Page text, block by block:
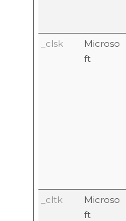
_clsk
Microso
ft
_cltk
Microso
ft